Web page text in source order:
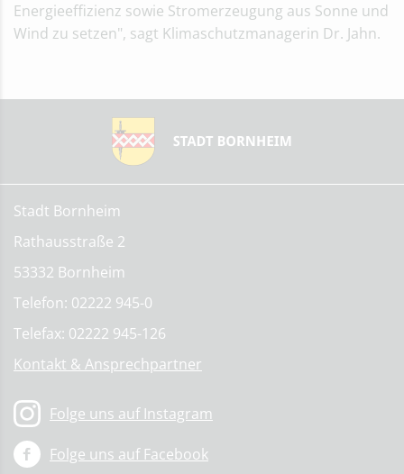
Energieeffizienz sowie Stromerzeugung aus Sonne und
Wind zu setzen", sagt Klimaschutzmanagerin Dr. Jahn.
Stadt Bornheim
Rathausstraße 2
53332 Bornheim
Telefon: 02222 945-0
Telefax: 02222 945-126
Kontakt & Ansprechpartner
Folge uns auf Instagram
Folge uns auf Facebook